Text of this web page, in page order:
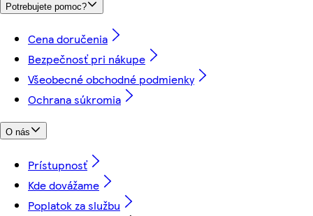
Potrebujete pomoc?
Cena doručenia
Bezpečnosť pri nákupe
Všeobecné obchodné podmienky
Ochrana súkromia
O nás
Prístupnosť
Kde dovážame
Poplatok za službu